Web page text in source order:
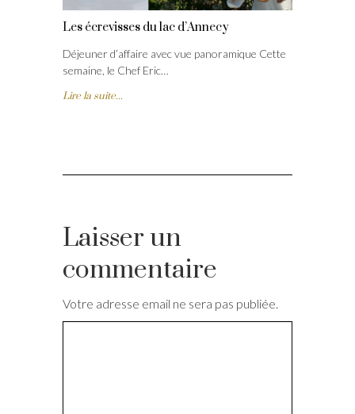
Les écrevisses du lac d’Annecy
Déjeuner d’affaire avec vue panoramique Cette
semaine, le Chef Eric…
Lire la suite...
Laisser un
commentaire
Votre adresse email ne sera pas publiée.